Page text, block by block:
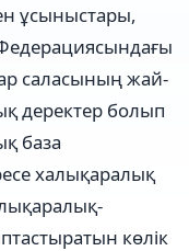
ұсыныстары,
саласының жай-
деректер болып
база
халықаралық
көлік